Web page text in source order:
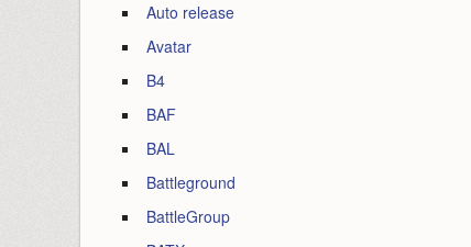
Auto release
Avatar
B4
BAF
BAL
Battleground
BattleGroup